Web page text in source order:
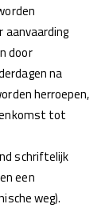
aanvaarding
door
na
herroepen,
tot
schriftelijk
een
weg).